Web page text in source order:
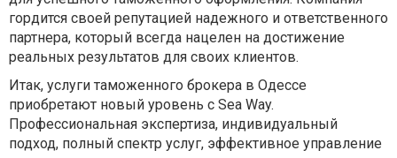
гордится своей репутацией надежного и ответственного
партнера, который всегда нацелен на достижение
реальных результатов для своих клиентов.
Итак, услуги таможенного брокера в Одессе
приобретают новый уровень с Sea Way.
Профессиональная экспертиза, индивидуальный
подход, полный спектр услуг, эффективное управление